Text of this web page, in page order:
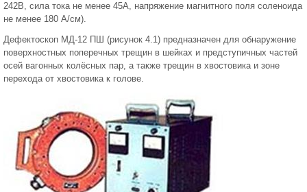
242В, сила тока не менее 45А, напряжение магнитного поля соленоида
не менее 180 А/см).
Дефектоскоп МД-12 ПШ (рисунок 4.1) предназначен для обнаружение
поверхностных поперечных трещин в шейках и предступичных частей
осей вагонных колёсных пар, а также трещин в хвостовика и зоне
перехода от хвостовика к голове.